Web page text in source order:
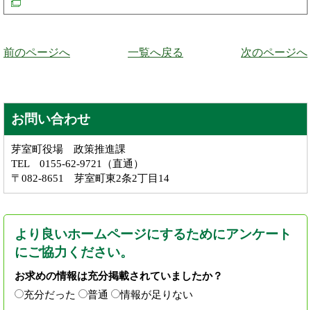
前のページへ 一覧へ戻る 次のページへ
お問い合わせ
芽室町役場 政策推進課
TEL 0155-62-9721（直通）
〒082-8651 芽室町東2条2丁目14
より良いホームページにするためにアンケート
にご協力ください。
お求めの情報は充分掲載されていましたか？
充分だった
普通
情報が足りない